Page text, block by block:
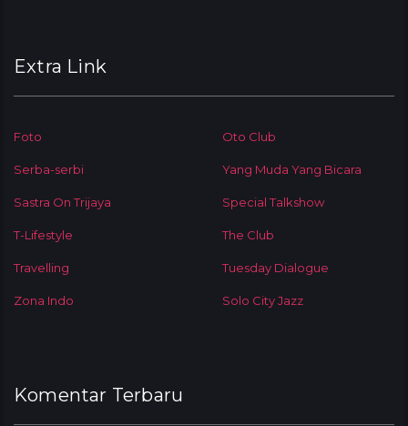
Extra Link
Foto Oto Club
Serba-serbi Yang Muda Yang Bicara
Sastra On Trijaya Special Talkshow
T-Lifestyle The Club
Travelling Tuesday Dialogue
Zona Indo Solo City Jazz
Komentar Terbaru